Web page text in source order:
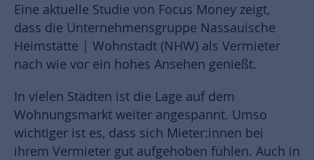
Eine aktuelle Studie von Focus Money zeigt,
dass die Unternehmensgruppe Nassauische
Heimstätte | Wohnstadt (NHW) als Vermieter
nach wie vor ein hohes Ansehen genießt.
In vielen Städten ist die Lage auf dem
Wohnungsmarkt weiter angespannt. Umso
wichtiger ist es, dass sich Mieter:innen bei
ihrem Vermieter gut aufgehoben fühlen. Auch in